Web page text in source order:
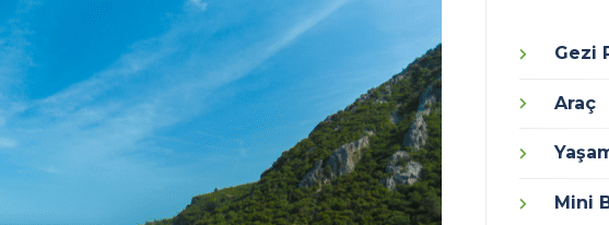
Gezi
Araç
Mini